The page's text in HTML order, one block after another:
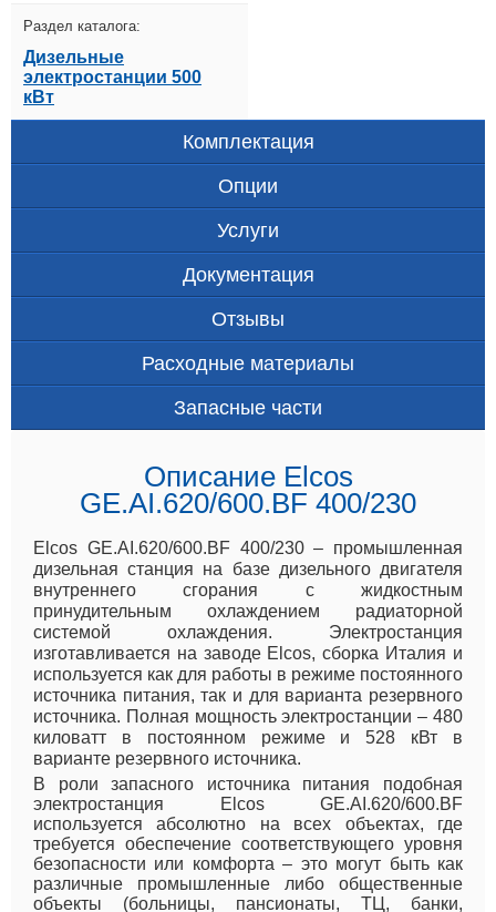
Раздел каталога:
Дизельные
электростанции 500
кВт
Комплектация
Опции
Услуги
Документация
Отзывы
Расходные материалы
Запасные части
Описание Elcos
GE.AI.620/600.BF 400/230
Elcos GE.AI.620/600.BF 400/230 – промышленная
дизельная станция на базе дизельного двигателя
внутреннего сгорания с жидкостным
принудительным охлаждением радиаторной
системой охлаждения. Электростанция
изготавливается на заводе Elcos, сборка Италия и
используется как для работы в режиме постоянного
источника питания, так и для варианта резервного
источника. Полная мощность электростанции – 480
киловатт в постоянном режиме и 528 кВт в
варианте резервного источника.
В роли запасного источника питания подобная
электростанция Elcos GE.AI.620/600.BF
используется абсолютно на всех объектах, где
требуется обеспечение соответствующего уровня
безопасности или комфорта – это могут быть как
различные промышленные либо общественные
объекты (больницы, пансионаты, ТЦ, банки,